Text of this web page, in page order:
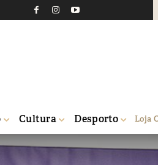
Cultura Desporto Loja